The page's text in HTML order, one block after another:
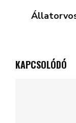
KAPCSOLÓDÓ